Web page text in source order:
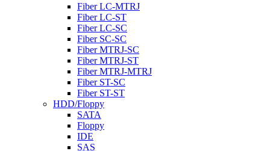
Fiber LC-MTRJ
Fiber LC-ST
Fiber LC-SC
Fiber SC-SC
Fiber MTRJ-SC
Fiber MTRJ-ST
Fiber MTRJ-MTRJ
Fiber ST-SC
Fiber ST-ST
HDD/Floppy
SATA
Floppy
IDE
SAS